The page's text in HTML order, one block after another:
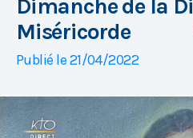
Dimanche de la
Miséricorde
Publié le 21/04/2022